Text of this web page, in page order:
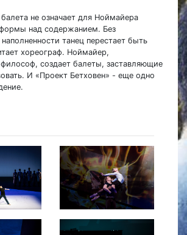
не означает для Ноймайера
над содержанием. Без
танец перестает быть
хореограф. Ноймайер,
философ, создает балеты, заставляющие
И «Проект Бетховен» - еще одно